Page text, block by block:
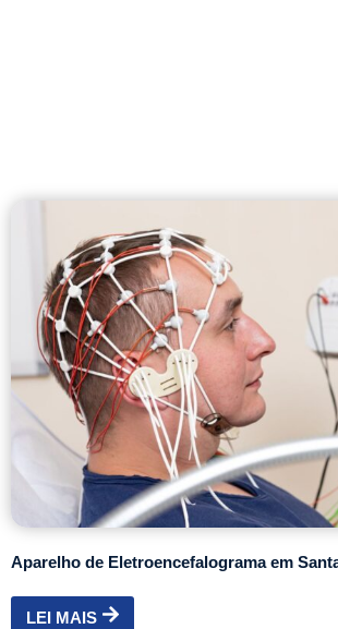
Aparelho de Eletroencefalograma em
LEI MAIS